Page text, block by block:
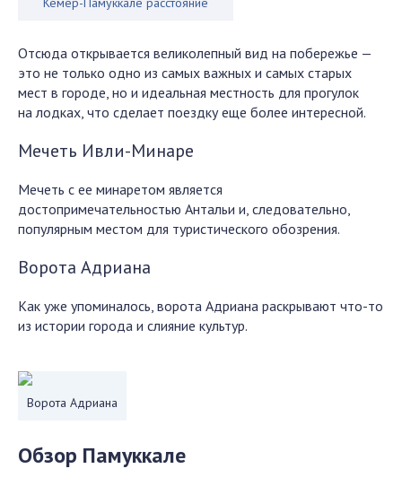
Отсюда открывается великолепный вид на побережье —
это не только одно из самых важных и самых старых
мест в городе, но и идеальная местность для прогулок
на лодках, что сделает поездку еще более интересной.
Мечеть Ивли-Минаре
Мечеть с ее минаретом является
достопримечательностью Антальи и, следовательно,
популярным местом для туристического обозрения.
Ворота Адриана
Как уже упоминалось, ворота Адриана раскрывают что-то
из истории города и слияние культур.
Ворота Адриана
Обзор Памуккале